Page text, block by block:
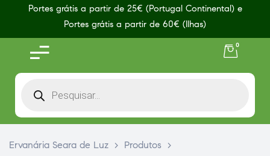
Portes grátis a partir de 25€ (Portugal Continental) e
Portes grátis a partir de 60€ (Ilhas)
0
Ervanária Seara de Luz > Produtos
>